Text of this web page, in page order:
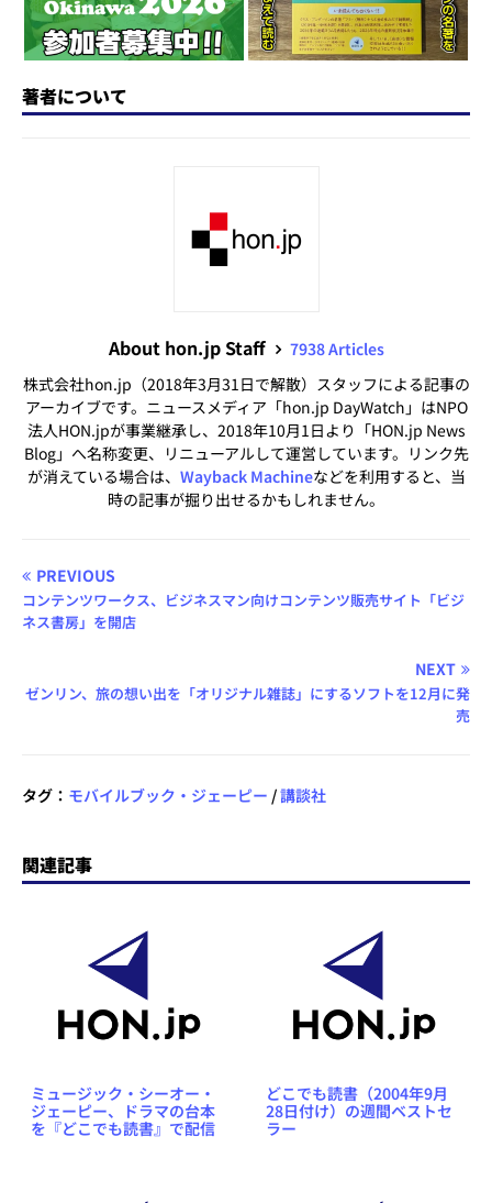
著者について
About hon.jp Staff
7938 Articles
株式会社hon.jp（2018年3月31日で解散）スタッフによる記事の
アーカイブです。ニュースメディア「hon.jp DayWatch」はNPO
法人HON.jpが事業継承し、2018年10月1日より「HON.jp News
Blog」へ名称変更、リニューアルして運営しています。リンク先
が消えている場合は、 Wayback Machineなどを利用すると、当
時の記事が掘り出せるかもしれません。
PREVIOUS
コンテンツワークス、ビジネスマン向けコンテンツ販売サイト「ビジ
ネス書房」を開店
NEXT
ゼンリン、旅の想い出を「オリジナル雑誌」にするソフトを12月に発
売
タグ： モバイルブック・ジェーピー /講談社
関連記事
ミュージック・シーオー・
ジェーピー、ドラマの台本
を『どこでも読書』で配信
どこでも読書（2004年9月
28日付け）の週間ベストセ
ラー